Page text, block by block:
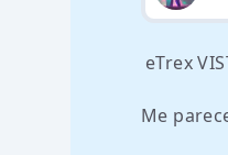
eTrex
Me